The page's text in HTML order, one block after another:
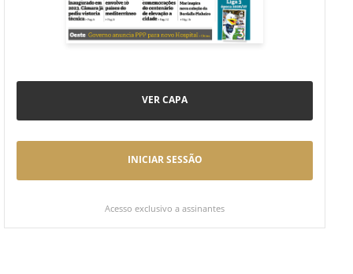
VER CAPA
INICIAR SESSÃO
Acesso exclusivo a assinantes